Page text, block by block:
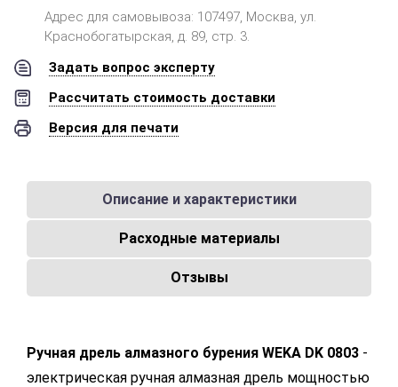
Адрес для самовывоза: 107497, Москва, ул.
Краснобогатырская, д. 89, стр. 3.
Задать вопрос эксперту
Рассчитать стоимость доставки
Версия для печати
Описание и характеристики
Расходные материалы
Отзывы
Ручная дрель алмазного бурения WEKA DK 0803 -
электрическая ручная алмазная дрель мощностью